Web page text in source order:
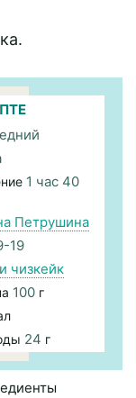
1 час 40
Петрушина
19
чизкейк
100г
24 г